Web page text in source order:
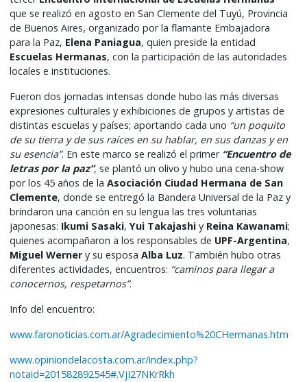
que se realizó en agosto en San Clemente del Tuyú, Provincia
de Buenos Aires, organizado por la flamante Embajadora
para la Paz, Elena Paniagua, quien preside la entidad
Escuelas Hermanas, con la participación de las autoridades
locales e instituciones.
Fueron dos jornadas intensas donde hubo las más diversas
expresiones culturales y exhibiciones de grupos y artistas de
distintas escuelas y países; aportando cada uno “un poquito
de su tierra y de sus raíces en su hablar, en sus danzas y en
su esencia”. En este marco se realizó el primer “Encuentro de
letras por la paz”, se plantó un olivo y hubo una cena-show
por los 45 años de laAsociación Ciudad Hermana de San
Clemente, donde se entregó la Bandera Universal de la Paz y
brindaron una canción en su lengua las tres voluntarias
japonesas: Ikumi Sasaki,Yui Takajashi y Reina Kawanami;
quienes acompañaron a los responsables de UPF-Argentina,
Miguel Wernery su esposaAlba Luz. También hubo otras
diferentes actividades, encuentros: “caminos para llegar a
conocernos, respetarnos”.
Info del encuentro:
www.faronoticias.com.ar/Agradecimiento%20CHermanas.htm
www.opiniondelacosta.com.ar/index.php?
notaid=201582892545#.VjI27NKrRkh